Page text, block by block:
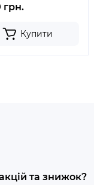
грн.
Купити
та знижок?